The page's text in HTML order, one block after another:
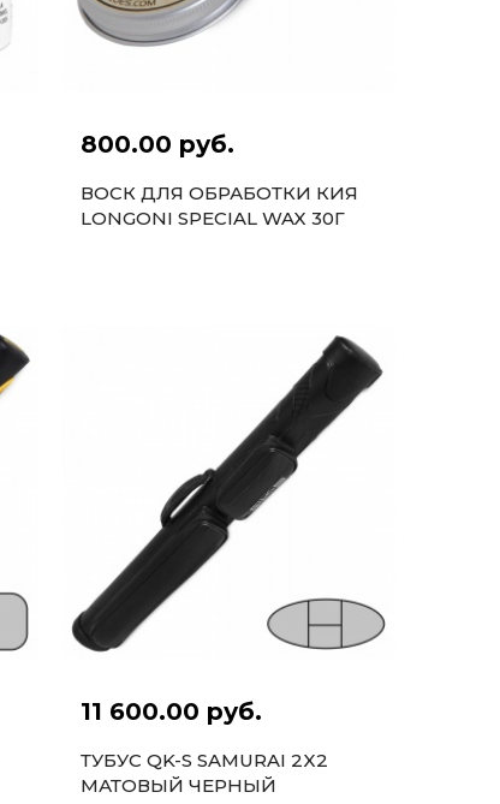
800.00 руб.
ВОСК ДЛЯ ОБРАБОТКИ КИЯ
LONGONI SPECIAL WAX 30Г
11 600.00 руб.
ТУБУС QK-S SAMURAI 2X2
МАТОВЫЙ ЧЕРНЫЙ